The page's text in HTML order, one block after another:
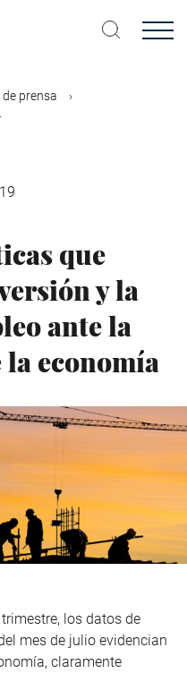
prensa
que
y la
ante la
economía
los datos de
mes de julio evidencian
claramente